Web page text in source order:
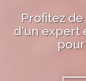
Profitez
d'un expert
pour